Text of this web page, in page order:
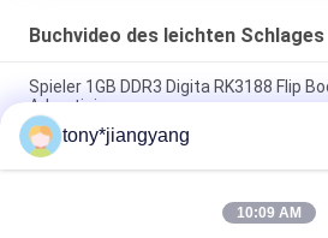
Buchvideo des leichten Schlages
Spieler 1GB DDR3 Digita RK3188 Flip
Advertising
POP-Spieler LCD-Bildschirm 12inch
Book Video
Buch-Video 7 Zoll TFT-leichten
tony*jiangyang
10:09 AM